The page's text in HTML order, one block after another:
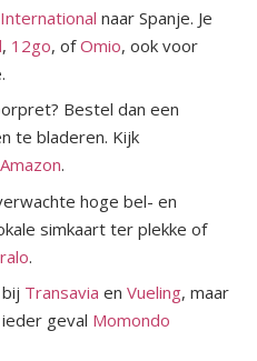
naar Spanje. Je
, 12go, ofOmio, ook voor
Bestel dan een
te bladeren. Kijk
Amazon.
hoge bel- en
simkaart ter plekke of
.
Transavia en Vueling, maar
geval Momondo